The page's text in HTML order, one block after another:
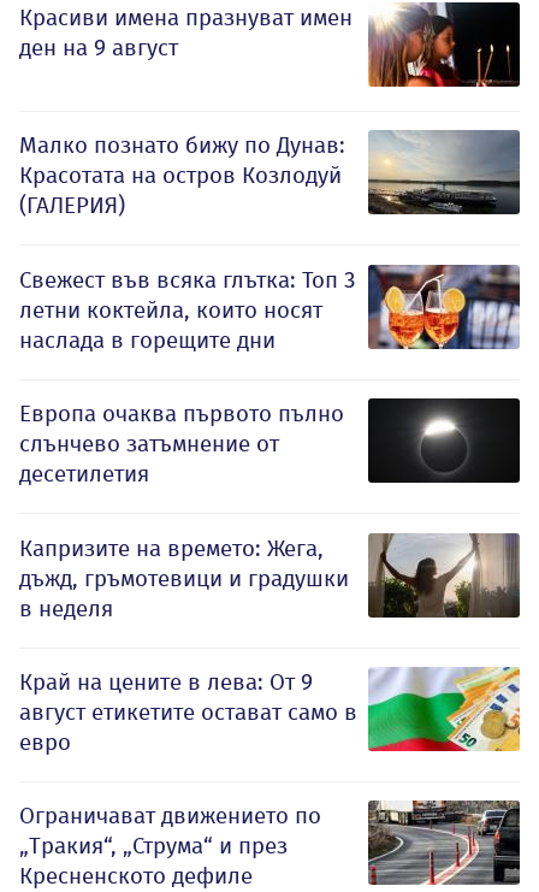
Красиви имена празнуват имен
ден на 9 август
Малко познато бижу по Дунав:
Красотата на остров Козлодуй
(ГАЛЕРИЯ)
Свежест във всяка глътка: Топ 3
летни коктейла, които носят
наслада в горещите дни
Европа очаква първото пълно
слънчево затъмнение от
десетилетия
Капризите на времето: Жега,
дъжд, гръмотевици и градушки
в неделя
Край на цените в лева: От 9
август етикетите остават само в
евро
Ограничават движението по
„Тракия“, „Струма“ и през
Кресненското дефиле